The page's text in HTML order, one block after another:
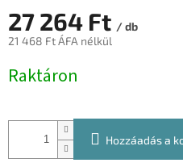
27 264 Ft / db
21 468 Ft ÁFA nélkül
Raktáron
Hozzáadás a